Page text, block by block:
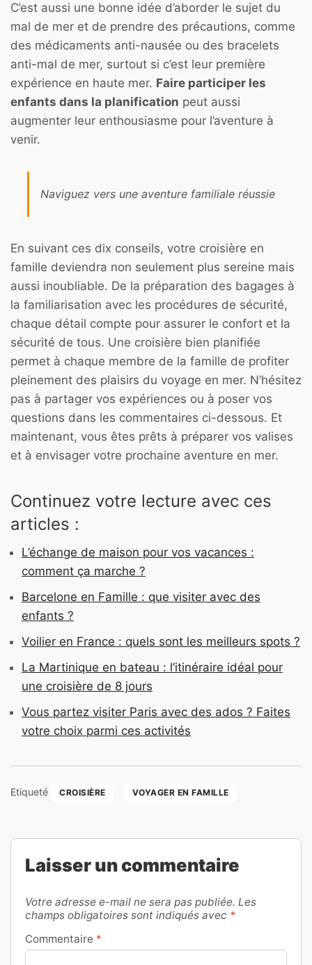
C’est aussi une bonne idée d’aborder le sujet du
mal de mer et de prendre des précautions, comme
des médicaments anti-nausée ou des bracelets
anti-mal de mer, surtout si c’est leur première
expérience en haute mer. Faire participer les
enfants dans la planification peut aussi
augmenter leur enthousiasme pour l’aventure à
venir.
Naviguez vers une aventure familiale réussie
En suivant ces dix conseils, votre croisière en
famille deviendra non seulement plus sereine mais
aussi inoubliable. De la préparation des bagages à
la familiarisation avec les procédures de sécurité,
chaque détail compte pour assurer le confort et la
sécurité de tous. Une croisière bien planifiée
permet à chaque membre de la famille de profiter
pleinement des plaisirs du voyage en mer. N’hésitez
pas à partager vos expériences ou à poser vos
questions dans les commentaires ci-dessous. Et
maintenant, vous êtes prêts à préparer vos valises
et à envisager votre prochaine aventure en mer.
Continuez votre lecture avec ces
articles :
L’échange de maison pour vos vacances :
comment ça marche ?
Barcelone en Famille : que visiter avec des
enfants ?
Voilier en France : quels sont les meilleurs spots ?
La Martinique en bateau : l’itinéraire idéal pour
une croisière de 8 jours
Vous partez visiter Paris avec des ados ? Faites
votre choix parmi ces activités
Etiqueté CROISIÈRE VOYAGER EN FAMILLE
Laisser un commentaire
Votre adresse e-mail ne sera pas publiée. Les
champs obligatoires sont indiqués avec *
Commentaire *